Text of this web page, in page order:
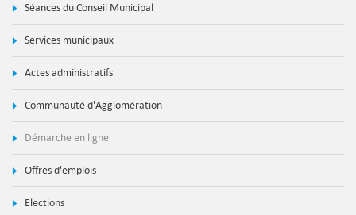
Séances du Conseil Municipal
Services municipaux
Actes administratifs
Communauté d'Agglomération
Démarche en ligne
Offres d'emplois
Elections